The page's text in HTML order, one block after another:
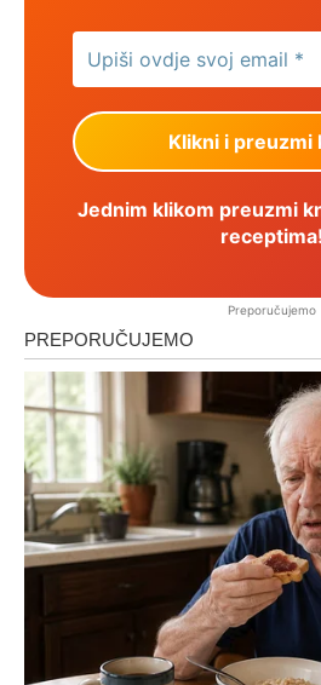
Jednim klikom preuzmi
receptima!
Preporučujemo